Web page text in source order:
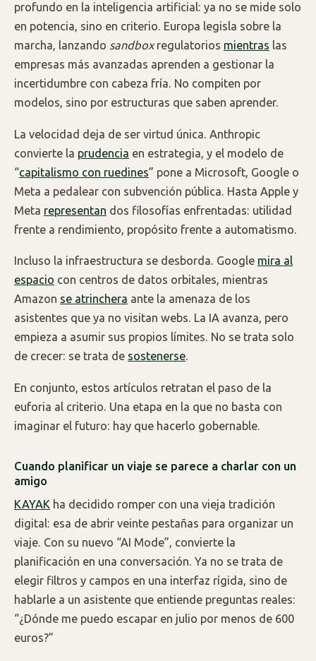
profundo en la inteligencia artificial: ya no se mide solo
en potencia, sino en criterio. Europa legisla sobre la
marcha, lanzando sandboxregulatorios mientras las
empresas más avanzadas aprenden a gestionar la
incertidumbre con cabeza fría. No compiten por
modelos, sino por estructuras que saben aprender.
La velocidad deja de ser virtud única. Anthropic
convierte la prudencia en estrategia, y el modelo de
“capitalismo con ruedines” pone a Microsoft, Google o
Meta a pedalear con subvención pública. Hasta Apple y
Meta representan dos filosofías enfrentadas: utilidad
frente a rendimiento, propósito frente a automatismo.
Incluso la infraestructura se desborda. Google mira al
espacio con centros de datos orbitales, mientras
Amazon se atrinchera ante la amenaza de los
asistentes que ya no visitan webs. La IA avanza, pero
empieza a asumir sus propios límites. No se trata solo
de crecer: se trata de sostenerse.
En conjunto, estos artículos retratan el paso de la
euforia al criterio. Una etapa en la que no basta con
imaginar el futuro: hay que hacerlo gobernable.
Cuando planificar un viaje se parece a charlar con un
amigo
KAYAK ha decidido romper con una vieja tradición
digital: esa de abrir veinte pestañas para organizar un
viaje. Con su nuevo “AI Mode”, convierte la
planificación en una conversación. Ya no se trata de
elegir filtros y campos en una interfaz rígida, sino de
hablarle a un asistente que entiende preguntas reales:
“¿Dónde me puedo escapar en julio por menos de 600
euros?”